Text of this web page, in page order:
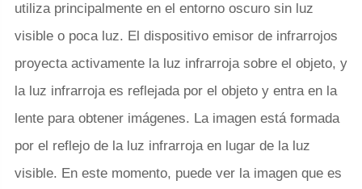
utiliza principalmente en el entorno oscuro sin luz
visible o poca luz. El dispositivo emisor de infrarrojos
proyecta activamente la luz infrarroja sobre el objeto, y
la luz infrarroja es reflejada por el objeto y entra en la
lente para obtener imágenes. La imagen está formada
por el reflejo de la luz infrarroja en lugar de la luz
visible. En este momento, puede ver la imagen que es